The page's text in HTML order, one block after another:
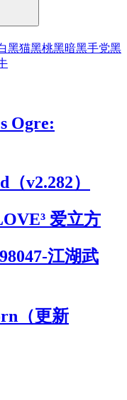
黑猫黑桃黑暗黑手党黑
Ogre:
v2.282）
爱立方
江湖武
（更新